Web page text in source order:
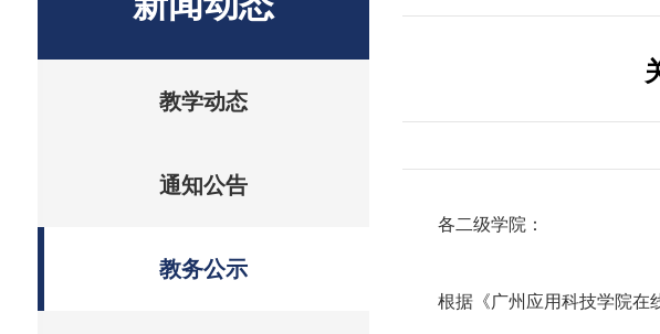
教学动态
通知公告
教务公示
各二级学院：
根据《广州应用科技学院在